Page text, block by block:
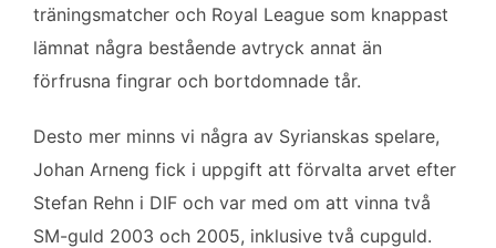
träningsmatcher och Royal League som knappast
lämnat några bestående avtryck annat än
förfrusna fingrar och bortdomnade tår.
Desto mer minns vi några av Syrianskas spelare,
Johan Arneng fick i uppgift att förvalta arvet efter
Stefan Rehn i DIF och var med om att vinna två
SM-guld 2003 och 2005, inklusive två cupguld.